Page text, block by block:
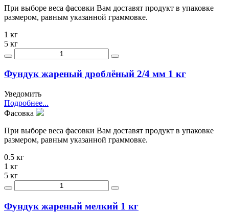
При выборе веса фасовки Вам доставят продукт в упаковке
размером, равным указанной граммовке.
1 кг
5 кг
Фундук жареный дроблёный 2/4 мм 1 кг
Уведомить
Подробнее...
Фасовка
При выборе веса фасовки Вам доставят продукт в упаковке
размером, равным указанной граммовке.
0.5 кг
1 кг
5 кг
Фундук жареный мелкий 1 кг